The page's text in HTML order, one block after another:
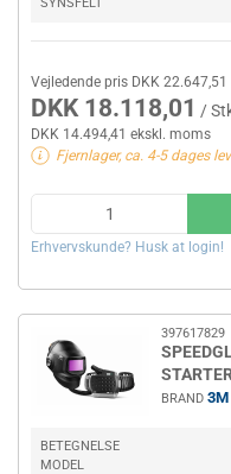
Vejledende pris DKK 22.647,51
DKK 18.118,01 /
DKK 14.494,41 ekskl. moms
Fjernlager, ca. 4-5 dages
Erhvervskunde? Husk at login!
397617829
BRAND 3M
BETEGNELSE
MODEL